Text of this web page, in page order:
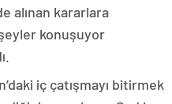
alınan kararlara
konuşuyor
iç çatışmayı bitirmek